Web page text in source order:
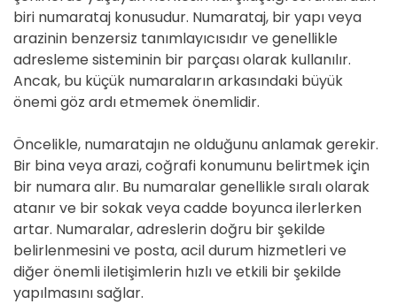
biri numarataj konusudur. Numarataj, bir yapı veya
arazinin benzersiz tanımlayıcısıdır ve genellikle
adresleme sisteminin bir parçası olarak kullanılır.
Ancak, bu küçük numaraların arkasındaki büyük
önemi göz ardı etmemek önemlidir.
Öncelikle, numaratajın ne olduğunu anlamak gerekir.
Bir bina veya arazi, coğrafi konumunu belirtmek için
bir numara alır. Bu numaralar genellikle sıralı olarak
atanır ve bir sokak veya cadde boyunca ilerlerken
artar. Numaralar, adreslerin doğru bir şekilde
belirlenmesini ve posta, acil durum hizmetleri ve
diğer önemli iletişimlerin hızlı ve etkili bir şekilde
yapılmasını sağlar.